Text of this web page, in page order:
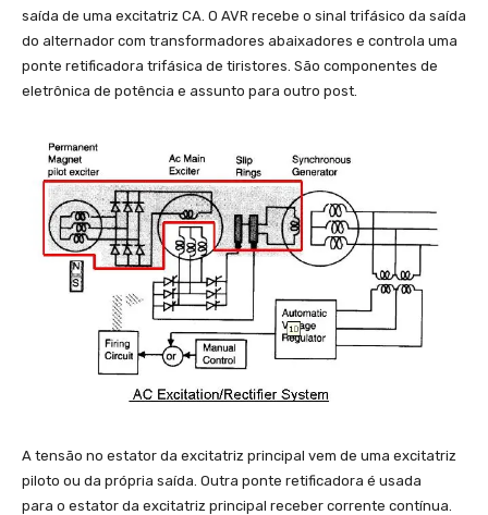
saída de uma excitatriz CA. O AVR recebe o sinal trifásico da saída
do alternador com transformadores abaixadores e controla uma
ponte retificadora trifásica de tiristores. São componentes de
eletrônica de potência e assunto para outro post.
A tensão no estator da excitatriz principal vem de uma excitatriz
piloto ou da própria saída. Outra ponte retificadora é usada
para o estator da excitatriz principal receber corrente contínua.